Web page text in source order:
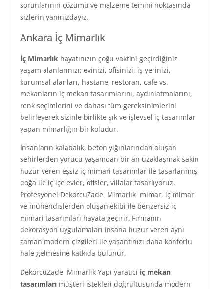
sorunlarının çözümü ve malzeme temini noktasında
sizlerin yanınızdayız.
Ankara İç Mimarlık
İç Mimarlık hayatınızın çoğu vaktini geçirdiğiniz
yaşam alanlarınızı; evinizi, ofisinizi, iş yerinizi,
kurumsal alanları, hastane, restoran, cafe vs.
mekanların iç mekan tasarımlarını, aydınlatmalarını,
renk seçimlerini ve dahası tüm gereksinimlerini
belirleyerek sizinle birlikte şık ve işlevsel iç tasarımlar
yapan mimarlığın bir koludur.
İnsanların kalabalık, beton yığınlarından oluşan
şehirlerden yorucu yaşamdan bir an uzaklaşmak sakin
huzur veren eşsiz iç mimari tasarımlar ile tasarlanmış
doğa ile iç içe evler, ofisler, villalar tasarlıyoruz.
Profesyonel DekorcuZade Mimarlık mimar, iç mimar
ve mühendislerden oluşan ekibi ile benzersiz iç
mimari tasarımları hayata geçirir. Firmanın
dekorasyon uygulamaları insana huzur veren aynı
zaman modern çizgileri ile yaşantınızı daha konforlu
hale gelmesine katkıda bulunur.
DekorcuZade Mimarlık Yapı yaratıcı iç mekan
tasarımları müşteri istekleri doğrultusunda modern